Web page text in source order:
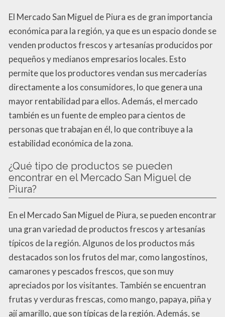
El Mercado San Miguel de Piura es de gran importancia
económica para la región, ya que es un espacio donde se
venden productos frescos y artesanías producidos por
pequeños y medianos empresarios locales. Esto
permite que los productores vendan sus mercaderías
directamente a los consumidores, lo que genera una
mayor rentabilidad para ellos. Además, el mercado
también es un fuente de empleo para cientos de
personas que trabajan en él, lo que contribuye a la
estabilidad económica de la zona.
¿Qué tipo de productos se pueden
encontrar en el Mercado San Miguel de
Piura?
En el Mercado San Miguel de Piura, se pueden encontrar
una gran variedad de productos frescos y artesanías
típicos de la región. Algunos de los productos más
destacados son los frutos del mar, como langostinos,
camarones y pescados frescos, que son muy
apreciados por los visitantes. También se encuentran
frutas y verduras frescas, como mango, papaya, piña y
ají amarillo, que son típicas de la región. Además, se